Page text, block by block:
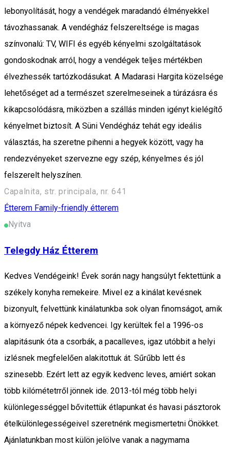
lebonyolítását, hogy a vendégek maradandó élményekkel
távozhassanak. A vendégház felszereltsége is magas
színvonalú: TV, WIFI és egyéb kényelmi szolgáltatások
gondoskodnak arról, hogy a vendégek teljes mértékben
élvezhessék tartózkodásukat. A Madarasi Hargita közelsége
lehetőséget ad a természet szerelmeseinek a túrázásra és
kikapcsolódásra, miközben a szállás minden igényt kielégítő
kényelmet biztosít. A Süni Vendégház tehát egy ideális
választás, ha szeretne pihenni a hegyek között, vagy ha
rendezvényeket szervezne egy szép, kényelmes és jól
felszerelt helyszínen.
Capalnita, str. principala, nr. 641
Étterem Family-friendly étterem
Nyitva
Telegdy Ház Étterem
Kedves Vendégeink! Évek során nagy hangsúlyt fektettünk a
székely konyha remekeire. Mivel ez a kinálat kevésnek
bizonyult, felvettünk kinálatunkba sok olyan finomságot, amik
a környező népek kedvencei. Igy kerültek fel a 1996-os
alapitásunk óta a csorbák, a pacalleves, igaz utóbbit a helyi
izlésnek megfelelően alakitottuk át. Sűrűbb lett és
szinesebb. Ezért lett az egyik kedvenc leves, amiért sokan
több kilómétetrről jönnek ide. 2013-tól még több helyi
különlegességgel bővitettük étlapunkat és havasi pásztorok
ételkülönlegességeivel szeretnénk megismertetni Önökket.
Ajánlatunkban most külön jelölve vanak a nagymama